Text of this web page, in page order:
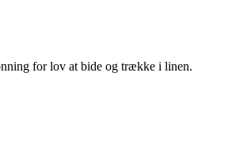
for lov at bide og trække i linen.